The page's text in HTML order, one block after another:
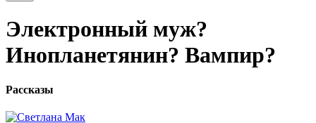
Электронный муж?
Инопланетянин? Вампир?
Рассказы